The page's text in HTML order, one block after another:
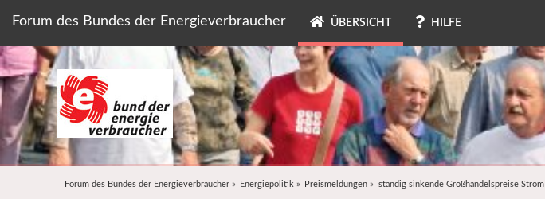
Forum des Bundes der Energieverbraucher ÜBERSICHT HILFE
Forum des Bundes der Energieverbraucher» Energiepolitik » Preismeldungen » ständig sinkende Großhandelspreise Strom